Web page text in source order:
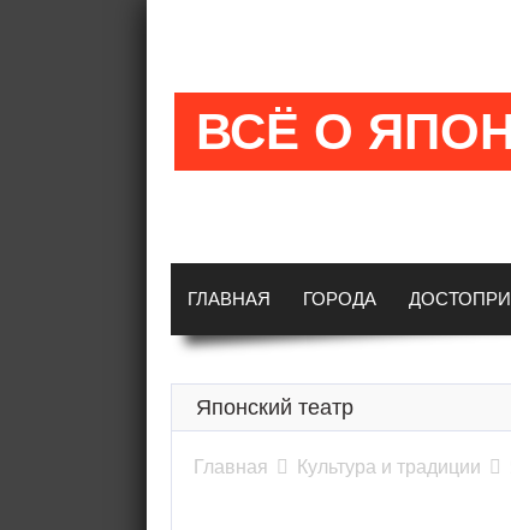
ВСЁ О
ГЛАВНАЯ ГОРОДА
Японский театр
Главная  Культура и традиции 